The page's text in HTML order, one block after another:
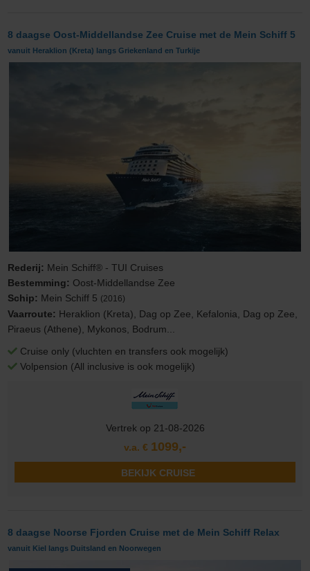
8 daagse Oost-Middellandse Zee Cruise met de Mein Schiff 5
vanuit Heraklion (Kreta) langs Griekenland en Turkije
Rederij: Mein Schiff® - TUI Cruises
Bestemming: Oost-Middellandse Zee
Schip: Mein Schiff 5 (2016)
Vaarroute: Heraklion (Kreta), Dag op Zee, Kefalonia, Dag op Zee,
Piraeus (Athene), Mykonos, Bodrum...
Cruise only (vluchten en transfers ook mogelijk)
Volpension (All inclusive is ook mogelijk)
Vertrek op 21-08-2026
v.a. € 1099,-
BEKIJK CRUISE
8 daagse Noorse Fjorden Cruise met de Mein Schiff Relax
vanuit Kiel langs Duitsland en Noorwegen